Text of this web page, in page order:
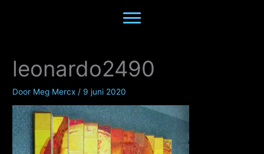
leonardo2490
Door Meg Mercx / 9 juni 2020